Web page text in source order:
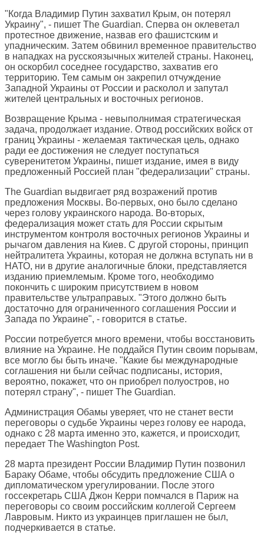
"Когда Владимир Путин захватил Крым, он потерял
Украину", - пишет The Guardian. Сперва он оклеветал
протестное движение, назвав его фашистским и
упадническим. Затем обвинил временное правительство
в нападках на русскоязычных жителей страны. Наконец,
он оскорбил соседнее государство, захватив его
территорию. Тем самым он закрепил отчуждение
Западной Украины от России и расколол и запутал
жителей центральных и восточных регионов.
Возвращение Крыма - невыполнимая стратегическая
задача, продолжает издание. Отвод российских войск от
границ Украины - желаемая тактическая цель, однако
ради ее достижения не следует поступаться
суверенитетом Украины, пишет издание, имея в виду
предложенный Россией план "федерализации" страны.
The Guardian выдвигает ряд возражений против
предложения Москвы. Во-первых, оно было сделано
через голову украинского народа. Во-вторых,
федерализация может стать для России скрытым
инструментом контроля восточных регионов Украины и
рычагом давления на Киев. С другой стороны, принцип
нейтралитета Украины, которая не должна вступать ни в
НАТО, ни в другие аналогичные блоки, представляется
изданию приемлемым. Кроме того, необходимо
покончить с широким присутствием в новом
правительстве ультраправых. "Этого должно быть
достаточно для ограниченного соглашения России и
Запада по Украине", - говорится в статье.
России потребуется много времени, чтобы восстановить
влияние на Украине. Не поддайся Путин своим порывам,
все могло бы быть иначе. "Какие бы международные
соглашения ни были сейчас подписаны, история,
вероятно, покажет, что он приобрел полуостров, но
потерял страну", - пишет The Guardian.
Администрация Обамы уверяет, что не станет вести
переговоры о судьбе Украины через голову ее народа,
однако с 28 марта именно это, кажется, и происходит,
передает The Washington Post.
28 марта президент России Владимир Путин позвонил
Бараку Обаме, чтобы обсудить предложение США о
дипломатическом урегулировании. После этого
госсекретарь США Джон Керри помчался в Париж на
переговоры со своим российским коллегой Сергеем
Лавровым. Никто из украинцев приглашен не был,
подчеркивается в статье.